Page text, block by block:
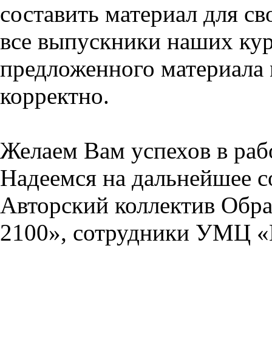
составить материал для
все выпускники наших
предложенного
корректно.
Желаем Вам успехов в
Надеемся на дальнейшее
Авторский коллектив
2100», сотрудники УМЦ